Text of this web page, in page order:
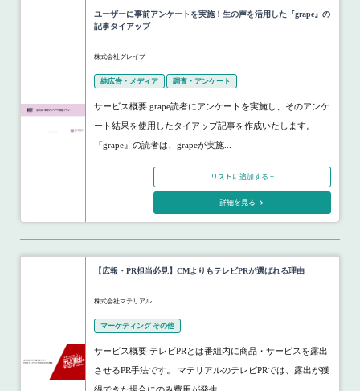
ユーザーに事前アンケートを実施！生の声を活用した『grape』の
記事タイアップ
株式会社グレイプ
純広告・メディア 調査・アンケート
サービス概要 grape読者にアンケートを実施し、そのアンケ
ート結果を使用したタイアップ記事を作成いたします。
『grape』の読者は、grapeが実施...
リストに追加する +
詳細を見る
【広報・PR担当必見】CMよりもテレビPRが選ばれる理由
株式会社マテリアル
マーケティング その他
サービス概要 テレビPRとは番組内に商品・サービスを露出
させるPR手法です。 マテリアルのテレビPRでは、露出が獲